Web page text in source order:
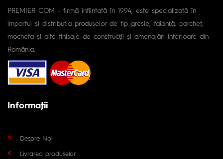
PREMIER COM - firmă înfiintată în 1994, este specializată în
importul și distributia produselor de tip gresie, faianță, parchet,
mocheta și alte finisaje de construcții și amenajări interioare din
România.
Informaţii
Despre Noi
Livrarea produselor